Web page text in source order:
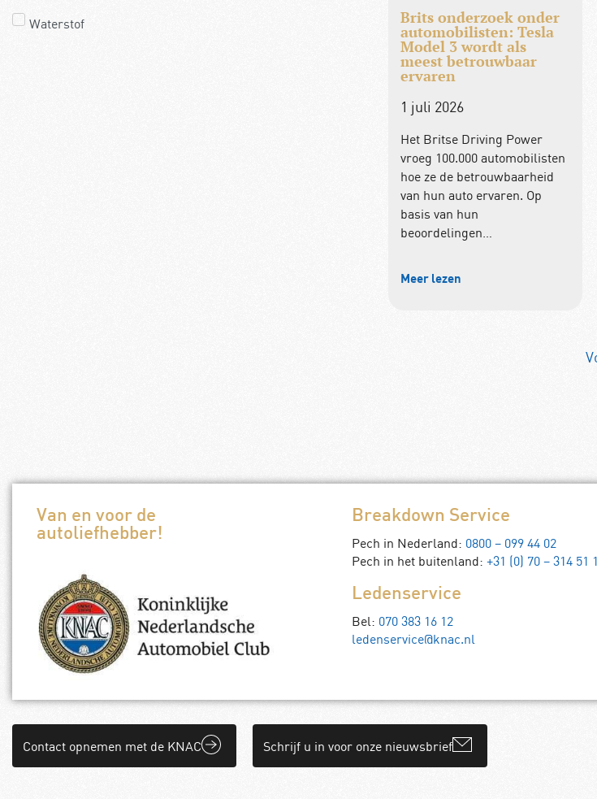
Waterstof Brits onderzoek onder
automobilisten: Tesla
Model 3 wordt als
meest betrouwbaar
ervaren
1 juli 2026
Het Britse Driving Power
vroeg 100.000 automobilisten
hoe ze de betrouwbaarheid
van hun auto ervaren. Op
basis van hun
beoordelingen…
Meer lezen
Van en voor de
autoliefhebber!
Breakdown Service
Pech in Nederland: 0800 – 099 44 02
Pech in het buitenland: +31 (0) 70 – 314 51
Ledenservice
Bel: 070 383 16 12
ledenservice@knac.nl
Contact opnemen met de KNAC Schrijf u in voor onze nieuwsbrief